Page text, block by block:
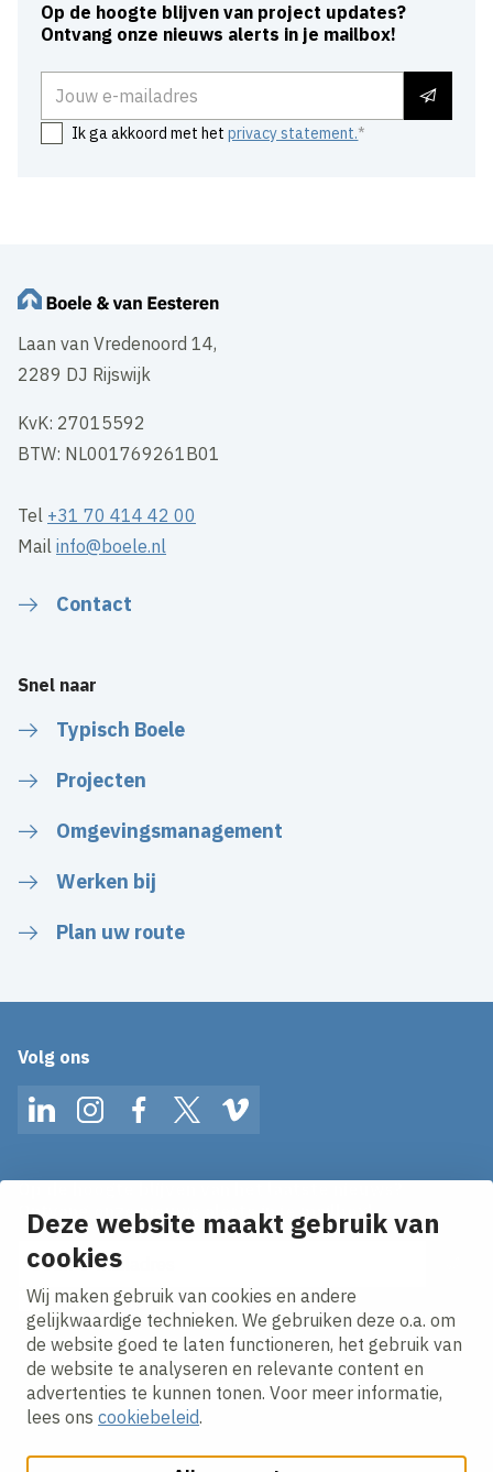
Deze website maakt gebruik van
cookies
Wij maken gebruik van cookies en andere
gelijkwaardige technieken. We gebruiken deze o.a. om
de website goed te laten functioneren, het gebruik van
de website te analyseren en relevante content en
advertenties te kunnen tonen. Voor meer informatie,
lees ons cookiebeleid.
Op de hoogte blijven van project updates?
Ontvang onze nieuws alerts in je mailbox!
Ik ga akkoord met hetprivacy statement.
Laan van Vredenoord 14,
2289 DJ Rijswijk
KvK: 27015592
BTW: NL001769261B01
Tel +31 70 414 42 00
Mailinfo@boele.nl
Contact
Snel naar
Typisch Boele
Projecten
Omgevingsmanagement
Werken bij
Plan uw route
Volg ons
LinkedInInstagramFacebookTwitterVimeo
Ontvang onze nieuws alerts in je mailbox!
E-mailadres
Ik ga akkoord met hetprivacy statement.